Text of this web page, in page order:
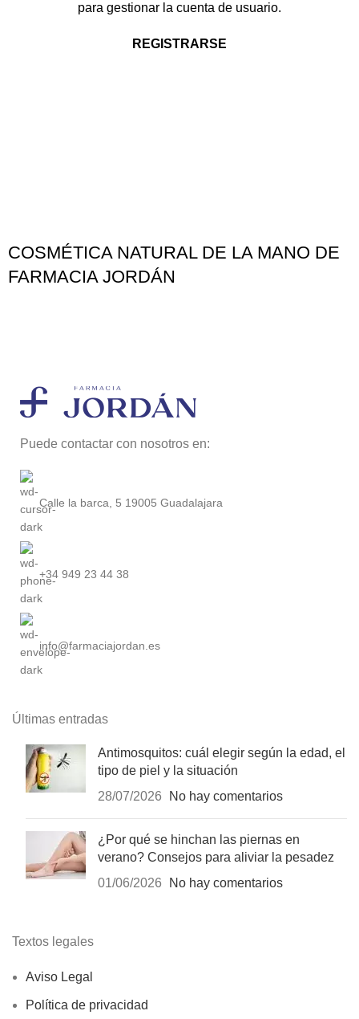
para gestionar la cuenta de usuario.
REGISTRARSE
COSMÉTICA NATURAL DE LA MANO DE
FARMACIA JORDÁN
Puede contactar con nosotros en:
Calle la barca, 5 19005 Guadalajara
+34 949 23 44 38
info@farmaciajordan.es
Últimas entradas
Antimosquitos: cuál elegir según la edad, el
tipo de piel y la situación
28/07/2026
No hay comentarios
¿Por qué se hinchan las piernas en
verano? Consejos para aliviar la pesadez
01/06/2026
No hay comentarios
Textos legales
Aviso Legal
Política de privacidad